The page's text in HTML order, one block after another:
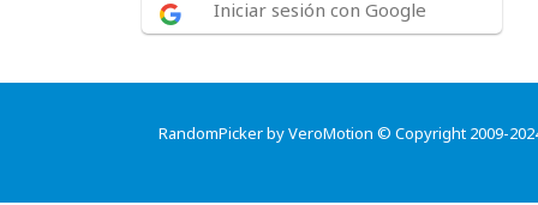
Iniciar sesión con Google
RandomPicker by VeroMotion © Copyright 2009-